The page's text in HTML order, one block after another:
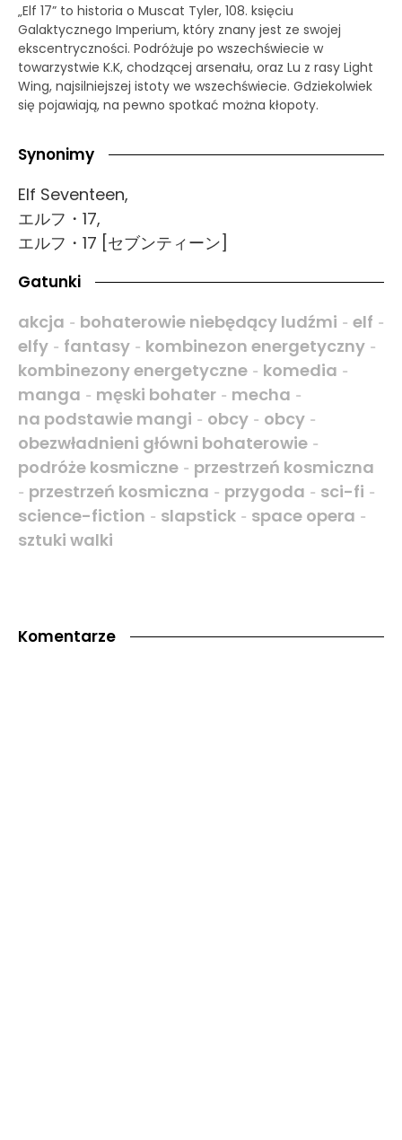
„Elf 17” to historia o Muscat Tyler, 108. księciu
Galaktycznego Imperium, który znany jest ze swojej
ekscentryczności. Podróżuje po wszechświecie w
towarzystwie K.K, chodzącej arsenału, oraz Lu z rasy Light
Wing, najsilniejszej istoty we wszechświecie. Gdziekolwiek
się pojawiają, na pewno spotkać można kłopoty.
Synonimy
Elf Seventeen,
エルフ・17,
エルフ・17 [セブンティーン]
Gatunki
akcja - bohaterowie niebędący ludźmi - elf -
elfy - fantasy - kombinezon energetyczny -
kombinezony energetyczne - komedia -
manga - męski bohater - mecha -
na podstawie mangi - obcy - obcy -
obezwładnieni główni bohaterowie -
podróże kosmiczne - przestrzeń kosmiczna
- przestrzeń kosmiczna - przygoda - sci-fi -
science-fiction - slapstick - space opera -
sztuki walki
Komentarze